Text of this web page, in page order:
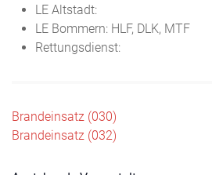
LE Altstadt:
LE Bommern: HLF, DLK, MTF
Rettungsdienst:
Beitragsnavigation
Brandeinsatz (030)
Brandeinsatz (032)